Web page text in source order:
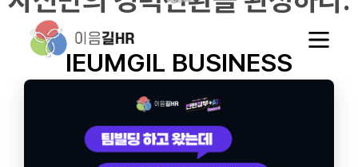
IEUMGIL BUSINESS
여러분의 행복을 잇습니다.
전직지원
Learning &
Development
기업교육
생애설계
IEUM Tech
지원시스템